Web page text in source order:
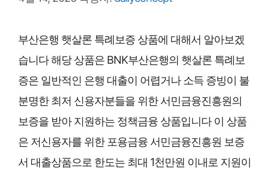
부산은행 햇살론 특례보증 상품에 대해서 알아보겠
습니다 해당 상품은 BNK부산은행의 햇살론 특례보
증은 일반적인 은행 대출이 어렵거나 소득 증빙이 불
분명한 최저 신용자분들을 위한 서민금융진흥원의
보증을 받아 지원하는 정책금융 상품입니다 이 상품
은 저신용자를 위한 포용금융 서민금융진흥원 보증
서 대출상품으로 한도는 최대 1천만원 이내로 지원이